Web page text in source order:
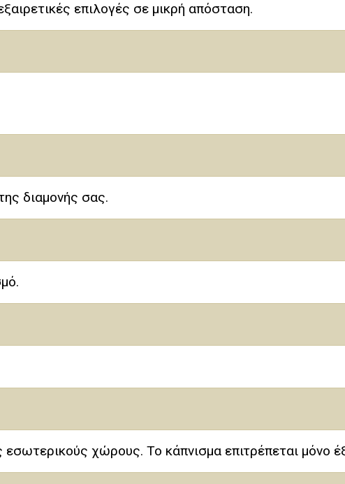
επιλογές σε μικρή απόσταση.
διαμονής σας.
εσωτερικούς χώρους. Το κάπνισμα επιτρέπεται μόνο